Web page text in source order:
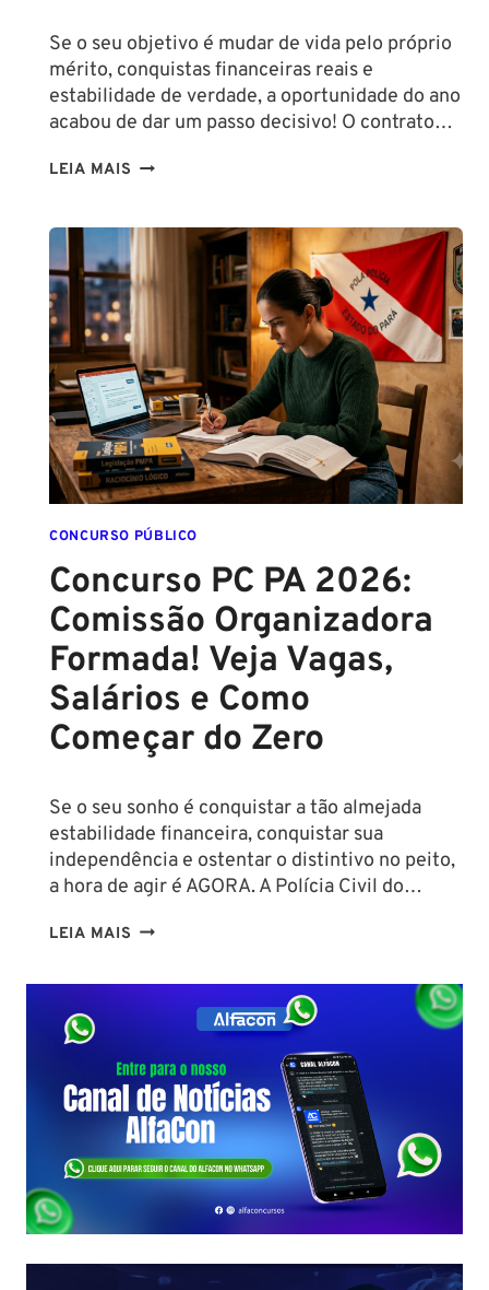
Se o seu objetivo é mudar de vida pelo próprio
mérito, conquistas financeiras reais e
estabilidade de verdade, a oportunidade do ano
acabou de dar um passo decisivo! O contrato…
LEIA MAIS CONCURSO
CONTRATO
COM
A
FCC
É
ASSINADO
E
EDITAL
É
IMINENTE!
SALÁRIOS
CHEGAM
R$
43
CONCURSO PÚBLICO
Concurso PC PA 2026:
Comissão Organizadora
Formada! Veja Vagas,
Salários e Como
Começar do Zero
Se o seu sonho é conquistar a tão almejada
estabilidade financeira, conquistar sua
independência e ostentar o distintivo no peito,
a hora de agir é AGORA. A Polícia Civil do…
LEIA MAIS CONCURSO
PA
COMISSÃO
ORGANIZADORA
FORMADA!
VEJA
VAGAS,
SALÁRIOS
DO